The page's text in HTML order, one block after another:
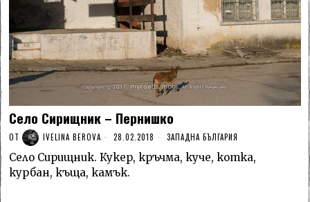
Село Сирищник – Пернишко
ОТ IVELINA BEROVA 28.02.2018 ЗАПАДНА БЪЛГАРИЯ
Село Сирищник. Кукер, кръчма, куче, коткa,
курбан, къщa, камък.